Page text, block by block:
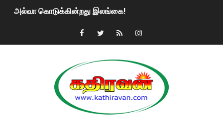
2ஆம் நாள் உக்ரைன் யுத்தம்!! எங்களைத் தனிமையில்
கதிரவன் வாசகர்களுக்கு இனிய பொங்கல் புத்தாண்டு
ரவுடி பேபிக்கு நடந்த தரமான சம்பவம்.. ஆபாச வீடியோக்களால்
காணாமல் போகும் பிள்ளையார்கள்!